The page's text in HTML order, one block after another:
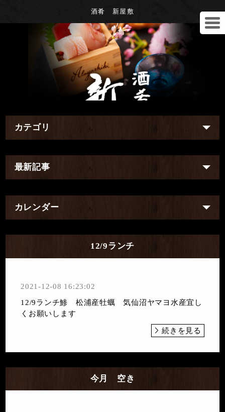
酒肴 新屋敷
カテゴリ
最新記事
カレンダー
12/9ランチ
2021-12-08 16:23:02
12/9ランチ鯵 松浦産牡蠣 気仙沼ヤマヨ水産宜し
くお願いします
続きを見る
今月 空き